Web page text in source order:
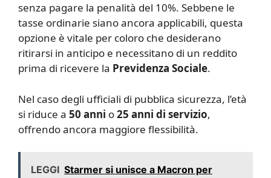
senza pagare la penalità del 10%. Sebbene le
tasse ordinarie siano ancora applicabili, questa
opzione è vitale per coloro che desiderano
ritirarsi in anticipo e necessitano di un reddito
prima di ricevere la Previdenza Sociale.
Nel caso degli ufficiali di pubblica sicurezza, l’età
si riduce a 50 anni o25 anni di servizio,
offrendo ancora maggiore flessibilità.
LEGGI Starmer si unisce a Macron per